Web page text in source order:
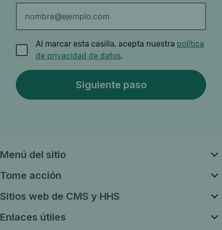
Al marcar esta casilla, acepta nuestra política
de privacidad de datos.
Menú del sitio
Tome acción
Sitios web de CMS y HHS
Enlaces útiles